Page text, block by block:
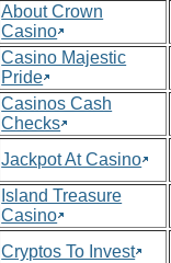
About Crown
Casino
Casino Majestic
Pride
Casinos Cash
Checks
Jackpot At Casino
Island Treasure
Casino
Cryptos To Invest